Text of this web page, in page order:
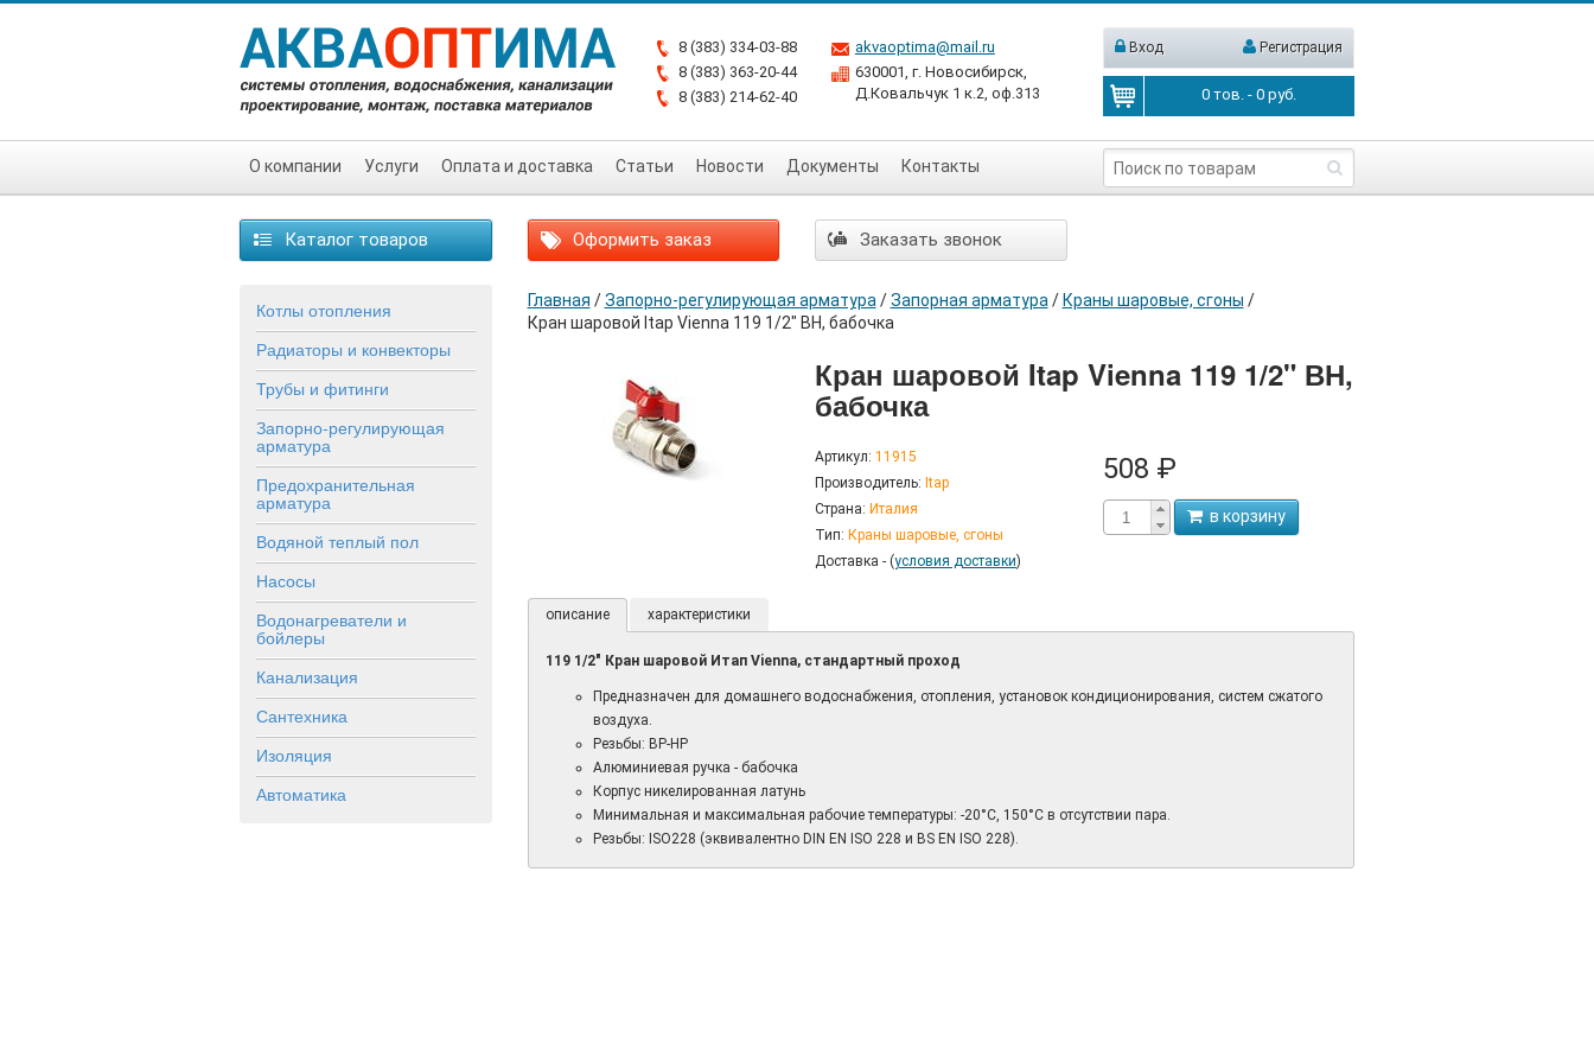
8 (383) 334-03-88
8 (383) 363-20-44
8 (383) 214-62-40
akvaoptima@mail.ru
630001, г. Новосибирск,
Д.Ковальчук 1 к.2, оф.313
Вход Регистрация
0 тов. -0 руб.
О компании Услуги Оплата и доставка Статьи Новости Документы Контакты
Каталог товаров Оформить заказ Заказать звонок
Котлы отопления
Радиаторы и конвекторы
Трубы и фитинги
Запорно-регулирующая
арматура
Предохранительная
арматура
Водяной теплый пол
Насосы
Водонагреватели и
бойлеры
Канализация
Сантехника
Изоляция
Автоматика
Главная / Запорно-регулирующая арматура / Запорная арматура / Краны шаровые, сгоны /
Кран шаровой Itap Vienna 119 1/2" ВН, бабочка
Кран шаровой Itap Vienna 119 1/2" ВН,
бабочка
Артикул: 11915
Производитель: Itap
Страна: Италия
Тип: Краны шаровые, сгоны
Доставка - (условия доставки)
508 ₽
в корзину
описание характеристики
119 1/2" Кран шаровой Итап Vienna, стандартный проход
Предназначен для домашнего водоснабжения, отопления, установок кондиционирования, систем сжатого
воздуха.
Резьбы: ВР-НР
Алюминиевая ручка - бабочка
Корпус никелированная латунь
Минимальная и максимальная рабочие температуры: -20°C, 150°C в отсутствии пара.
Резьбы: ISO228 (эквивалентно DIN EN ISO 228 и BS EN ISO 228).